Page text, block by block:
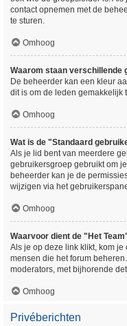
contact opnemen met de
te sturen.
Omhoog
Waarom staan verschillende
De beheerder kan een kleur
dit is om de leden gemakkelijk
Omhoog
Wat is de "Standaard
Als je lid bent van meerdere
gebruikersgroep gebruikt om
beheerder kan je de
wijzigen via het
Omhoog
Waarvoor dient de "Het
Als je op deze link klikt, kom
mensen die het forum
moderators, met bijhorende
Omhoog
Privéberichten